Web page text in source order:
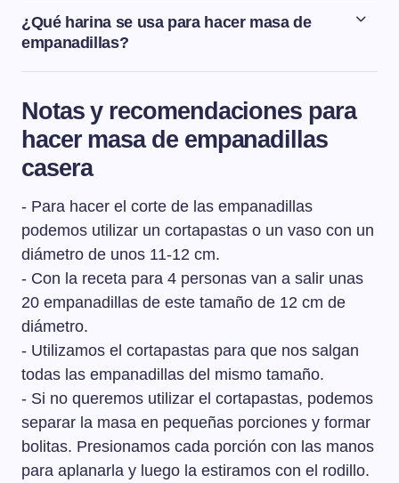
¿Qué harina se usa para hacer masa de
empanadillas?
Para hacer esta masa de empanadillas se usa harina de
que sirve tanto para hacer las empanadillas fritas como
al horno.
Notas y recomendaciones para
hacer masa de empanadillas
casera
- Para hacer el corte de las empanadillas
podemos utilizar un cortapastas o un vaso con un
diámetro de unos 11-12 cm.
- Con la receta para 4 personas van a salir unas
20 empanadillas de este tamaño de 12 cm de
diámetro.
- Utilizamos el cortapastas para que nos salgan
todas las empanadillas del mismo tamaño.
- Si no queremos utilizar el cortapastas, podemos
separar la masa en pequeñas porciones y formar
bolitas. Presionamos cada porción con las manos
para aplanarla y luego la estiramos con el rodillo.